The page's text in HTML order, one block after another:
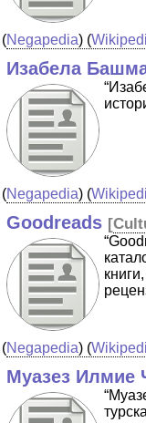
(Negapedia) (
Изабела
(Negapedia) (
Goodreads [
(Negapedia) (
Муазез Илмие